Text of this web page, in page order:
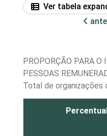
Ver tabela
PROPORÇÃO PARA O
PESSOAS
Total de organizações